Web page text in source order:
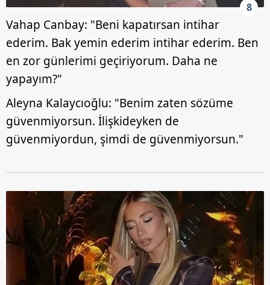
8
Vahap Canbay: "Beni kapatırsan intihar
ederim. Bak yemin ederim intihar ederim. Ben
en zor günlerimi geçiriyorum. Daha ne
yapayım?"
Aleyna Kalaycıoğlu: "Benim zaten sözüme
güvenmiyorsun. İlişkideyken de
güvenmiyordun, şimdi de güvenmiyorsun."